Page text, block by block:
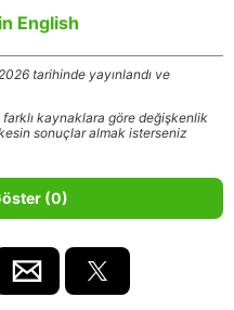
English
tarihinde yayınlandı ve
kaynaklara göre değişkenlik
sonuçlar almak isterseniz
(0)